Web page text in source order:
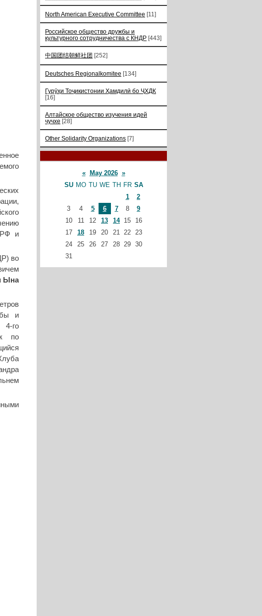
РФ и
во
Ына
и
го
по
North American Executive Committee [11]
Российское общество дружбы и
культурного сотрудничества с КНДР [443]
中国团结朝鲜社团 [252]
Deutsches Regionalkomitee [134]
Гурӯҳи Тоҷикистонии Ҳамдилӣ бо ҶХДК
[16]
Алтайское общество изучения идей
чучхе [28]
Other Solidarity Organizations [7]
« May 2026 »
SU MO TU WE TH FR SA
1
2
3
4 5 6 7 8
9
10
11 12 13 14 15
16
17
18 19 20 21 22 23
24
25 26 27 28 29 30
31